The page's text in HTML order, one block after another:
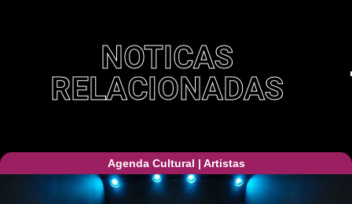
NOTICAS
RELACIONADAS
Agenda Cultural | Artistas